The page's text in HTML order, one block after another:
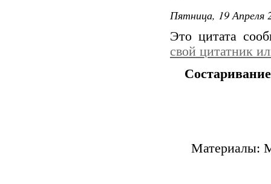
Пятница, 19 Апреля
Это цитата
свой цитатник
Материалы: